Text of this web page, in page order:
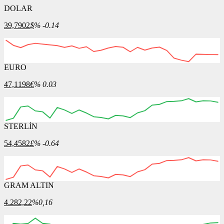
DOLAR
39,7902$% -0.14
12:00
EURO
47,1198€% 0.03
12:00
STERLİN
54,4582£% -0.64
12:00 13:00
GRAM ALTIN
4.282,22%0,16